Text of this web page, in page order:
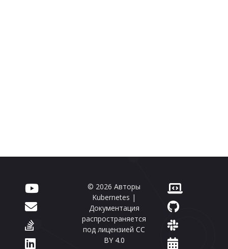
© 2026 Авторы
Kubernetes |
Документация
распространяется
под лицензией CC
BY 4.0